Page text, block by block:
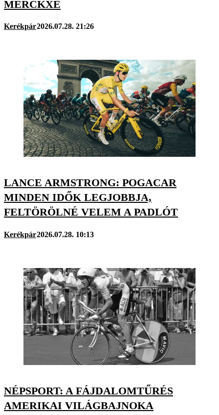
MERCKXE
Kerékpár2026.07.28. 21:26
LANCE ARMSTRONG: POGACAR
MINDEN IDŐK LEGJOBBJA,
FELTÖRÖLNÉ VELEM A PADLÓT
Kerékpár2026.07.28. 10:13
NÉPSPORT: A FÁJDALOMTŰRÉS
AMERIKAI VILÁGBAJNOKA